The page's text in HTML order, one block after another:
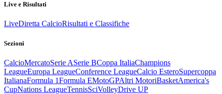
Live e Risultati
LiveDiretta CalcioRisultati e Classifiche
Sezioni
CalcioMercatoSerie ASerie BCoppa ItaliaChampions
LeagueEuropa LeagueConference LeagueCalcio EsteroSupercoppa
ItalianaFormula 1Formula EMotoGPAltri MotoriBasketAmerica's
CupNations LeagueTennisSciVolleyDrive UP